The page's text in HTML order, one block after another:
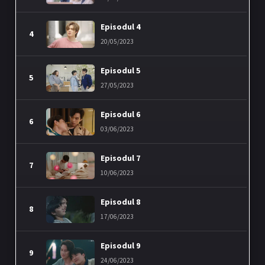
4
Episodul 4
20/05/2023
5
Episodul 5
27/05/2023
6
Episodul 6
03/06/2023
7
Episodul 7
10/06/2023
8
Episodul 8
17/06/2023
9
Episodul 9
24/06/2023